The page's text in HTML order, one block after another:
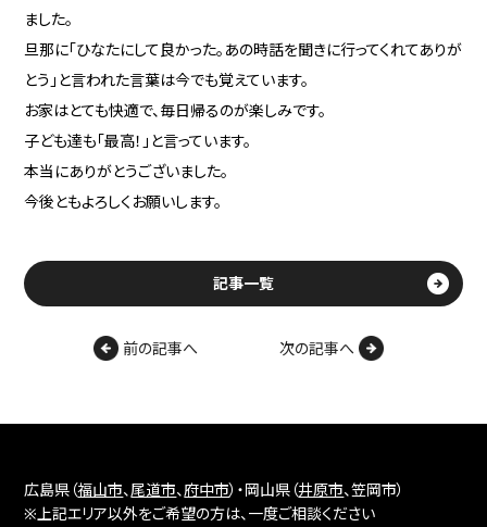
ました。
旦那に「ひなたにして良かった。あの時話を聞きに行ってくれてありが
とう」と言われた言葉は今でも覚えています。
お家はとても快適で、毎日帰るのが楽しみです。
子ども達も「最高！」と言っています。
本当にありがとうございました。
今後ともよろしくお願いします。
記事一覧
前の記事へ 次の記事へ
広島県（福山市、尾道市、府中市）・岡山県（井原市、笠岡市）
※上記エリア以外をご希望の方は、一度ご相談ください